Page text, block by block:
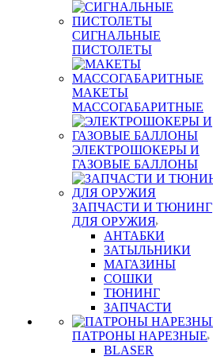
СИГНАЛЬНЫЕ
ПИСТОЛЕТЫ
МАКЕТЫ
МАССОГАБАРИТНЫЕ
ЭЛЕКТРОШОКЕРЫ И
ГАЗОВЫЕ БАЛЛОНЫ
ЗАПЧАСТИ И ТЮНИНГ
ДЛЯ ОРУЖИЯ
АНТАБКИ
ЗАТЫЛЬНИКИ
МАГАЗИНЫ
СОШКИ
ТЮНИНГ
ЗАПЧАСТИ
ПАТРОНЫ НАРЕЗНЫЕ
BLASER